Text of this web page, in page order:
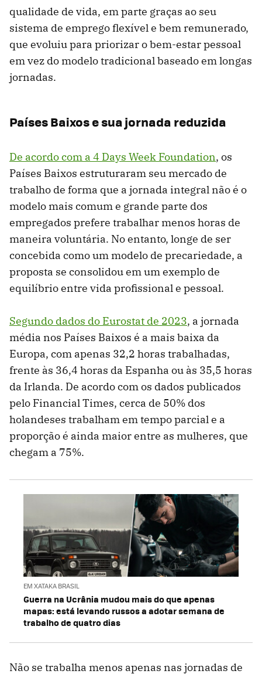
qualidade de vida, em parte graças ao seu
sistema de emprego flexível e bem remunerado,
que evoluiu para priorizar o bem-estar pessoal
em vez do modelo tradicional baseado em longas
jornadas.
Países Baixos e sua jornada reduzida
De acordo com a 4 Days Week Foundation, os
Países Baixos estruturaram seu mercado de
trabalho de forma que a jornada integral não é o
modelo mais comum e grande parte dos
empregados prefere trabalhar menos horas de
maneira voluntária. No entanto, longe de ser
concebida como um modelo de precariedade, a
proposta se consolidou em um exemplo de
equilíbrio entre vida profissional e pessoal.
Segundo dados do Eurostat de 2023, a jornada
média nos Países Baixos é a mais baixa da
Europa, com apenas 32,2 horas trabalhadas,
frente às 36,4 horas da Espanha ou às 35,5 horas
da Irlanda. De acordo com os dados publicados
pelo Financial Times, cerca de 50% dos
holandeses trabalham em tempo parcial e a
proporção é ainda maior entre as mulheres, que
chegam a 75%.
EM XATAKA BRASIL
Guerra na Ucrânia mudou mais do que apenas
mapas: está levando russos a adotar semana de
trabalho de quatro dias
Não se trabalha menos apenas nas jornadas de